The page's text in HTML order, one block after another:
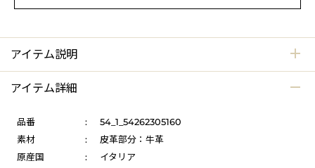
アイテム説明
アイテム詳細
品番 :
54_1_54262305160
素材
:
皮革部分：牛革
原産国
:
イタリア